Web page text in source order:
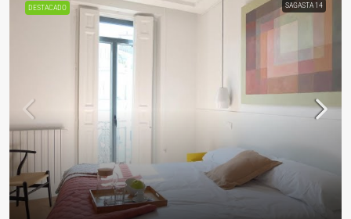
DESTACADO SAGASTA 14